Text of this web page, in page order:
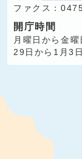
ファクス：
開庁時間
月曜日から金
29日から1月3